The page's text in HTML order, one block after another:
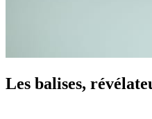
Les balises,